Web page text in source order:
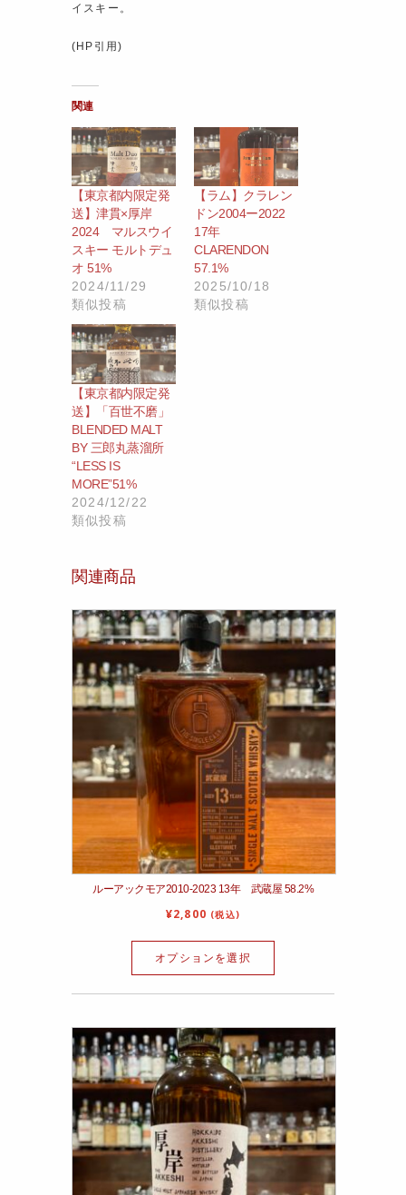
イスキー。
(HP引用)
関連
【東京都内限定発
送】津貫×厚岸
2024 マルスウイ
スキー モルトデュ
オ 51%
2024/11/29
類似投稿
【ラム】クラレン
ドン2004ー2022
17年
CLARENDON
57.1%
2025/10/18
類似投稿
【東京都内限定発
送】「百世不磨」
BLENDED MALT
BY 三郎丸蒸溜所
“LESS IS
MORE”51%
2024/12/22
類似投稿
関連商品
ルーアックモア2010-2023 13年 武蔵屋 58.2%
¥2,800 (税込)
オプションを選択